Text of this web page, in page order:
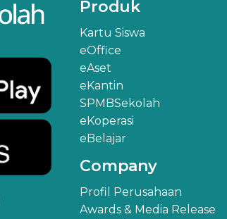
Produk
Kartu Siswa
eOffice
eAset
eKantin
SPMBSekolah
eKoperasi
eBelajar
Company
Profil Perusahaan
Awards & Media Release